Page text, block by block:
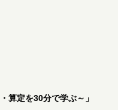
算定を30分で学ぶ～」